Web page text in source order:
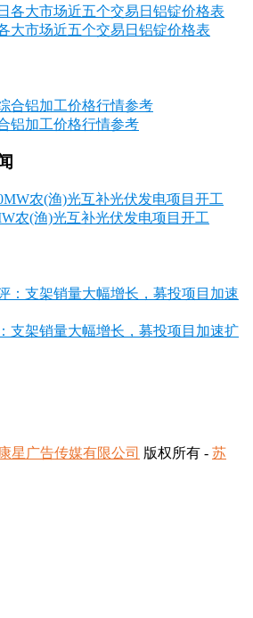
大市场近五个交易日铝锭价格表
铝加工价格行情参考
农(渔)光互补光伏发电项目开工
支架销量大幅增长，募投项目加速扩
星广告传媒有限公司 版权所有 - 苏